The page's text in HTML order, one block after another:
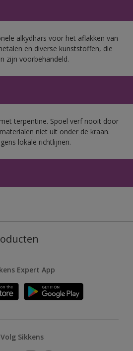
alkydhars voor het aflakken van
en diverse kunststoffen, die
zijn voorbehandeld.
terpentine. Spoel verf nooit door
niet uit onder de kraan.
lokale richtlijnen.
Expert App
Volg Sikkens